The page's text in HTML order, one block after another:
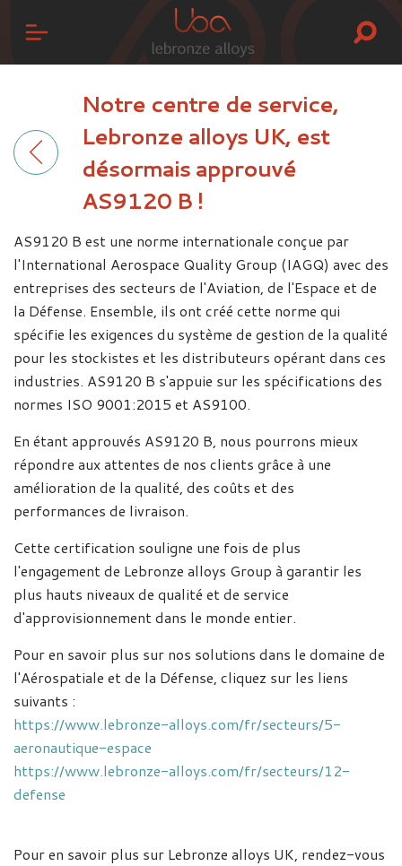
Notre centre de service,
Lebronze alloys UK, est
désormais approuvé
AS9120 B !
AS9120 B est une norme internationale conçue par
l'International Aerospace Quality Group (IAGQ) avec des
entreprises des secteurs de l'Aviation, de l'Espace et de
la Défense. Ensemble, ils ont créé cette norme qui
spécifie les exigences du système de gestion de la qualité
pour les stockistes et les distributeurs opérant dans ces
industries. AS9120 B s'appuie sur les spécifications des
normes ISO 9001:2015 et AS9100.
En étant approuvés AS9120 B, nous pourrons mieux
répondre aux attentes de nos clients grâce à une
amélioration de la qualité, des coûts et des
performances de livraison.
Cette certification souligne une fois de plus
l'engagement de Lebronze alloys Group à garantir les
plus hauts niveaux de qualité et de service
d'approvisionnement dans le monde entier.
Pour en savoir plus sur nos solutions dans le domaine de
l'Aérospatiale et de la Défense, cliquez sur les liens
suivants :
https://www.lebronze-alloys.com/fr/secteurs/5-
aeronautique-espace
https://www.lebronze-alloys.com/fr/secteurs/12-
defense
Pour en savoir plus sur Lebronze alloys UK, rendez-vous